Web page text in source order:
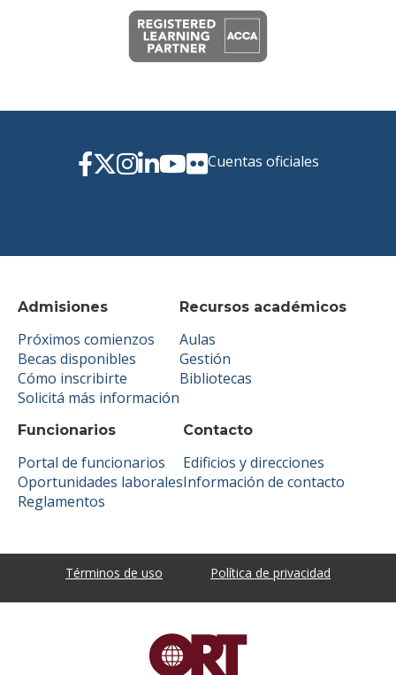
Admisiones
Próximos comienzos
Becas disponibles
Cómo inscribirte
Solicitá más información
Recursos académicos
Aulas
Gestión
Bibliotecas
Funcionarios
Portal de funcionarios
Oportunidades laborales
Reglamentos
Contacto
Edificios y direcciones
Información de contacto
Cuentas oficiales
Términos de uso Política de privacidad